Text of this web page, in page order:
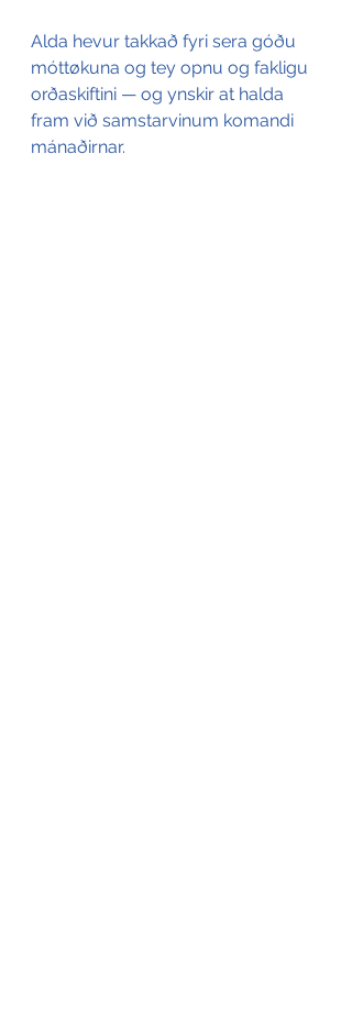
Alda hevur takkað fyri sera góðu
móttøkuna og tey opnu og fakligu
orðaskiftini — og ynskir at halda
fram við samstarvinum komandi
mánaðirnar.